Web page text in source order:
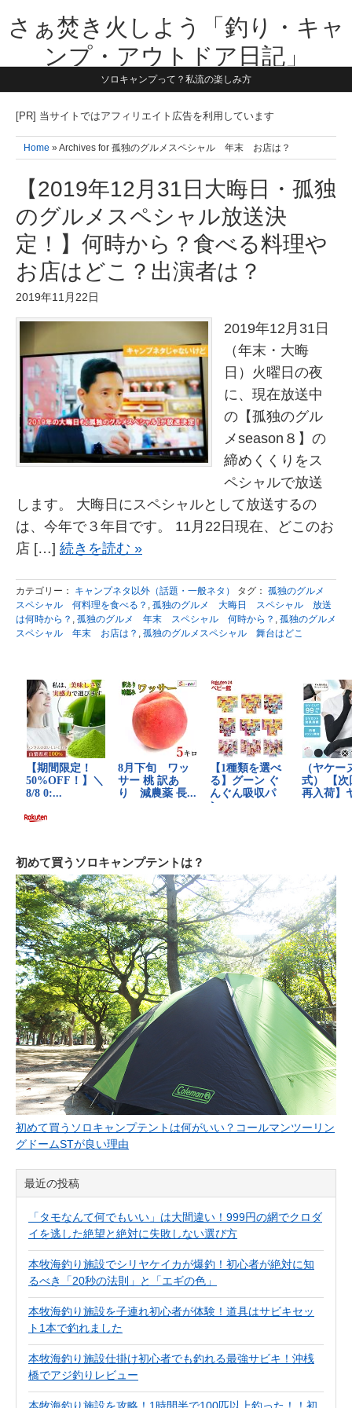
さぁ焚き火しよう「釣り・キャ
ンプ・アウトドア日記」
【テーマは子供と一緒に本気で遊ぶ】1981年うまれ・横浜在住。妻と3
す。同じ世代のお父さんに読んで頂けたら嬉しいです！よろしくお願い
ソロキャンプって？私流の楽しみ方
[PR] 当サイトではアフィリエイト広告を利用しています
Home » Archives for 孤独のグルメスペシャル 年末 お店は？
【2019年12月31日大晦日・孤独
のグルメスペシャル放送決
定！】何時から？食べる料理や
お店はどこ？出演者は？
2019年11月22日
2019年12月31日
（年末・大晦
日）火曜日の夜
に、現在放送中
の【孤独のグル
メseason８】の
締めくくりをス
ペシャルで放送
します。 大晦日にスペシャルとして放送するの
は、今年で３年目です。 11月22日現在、どこのお
店 […] 続きを読む »
カテゴリー： キャンプネタ以外（話題・一般ネタ） タグ： 孤独のグルメ
スペシャル 何料理を食べる？ , 孤独のグルメ 大晦日 スペシャル 放送
は何時から？ , 孤独のグルメ 年末 スペシャル 何時から？ , 孤独のグルメ
スペシャル 年末 お店は？ , 孤独のグルメスペシャル 舞台はどこ
初めて買うソロキャンプテントは？
初めて買うソロキャンプテントは何がいい？コールマンツーリン
グドームSTが良い理由
最近の投稿
「タモなんて何でもいい」は大間違い！999円の網でクロダ
イを逃した絶望と絶対に失敗しない選び方
本牧海釣り施設でシリヤケイカが爆釣！初心者が絶対に知
るべき「20秒の法則」と「エギの色」
本牧海釣り施設を子連れ初心者が体験！道具はサビキセッ
ト1本で釣れました
本牧海釣り施設仕掛け初心者でも釣れる最強サビキ！沖桟
橋でアジ釣りレビュー